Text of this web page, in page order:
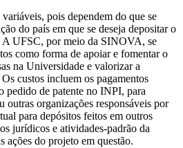
pois dependem do que se
do país em que se deseja depositar o
A UFSC, por meio da SINOVA, se
como forma de apoiar e fomentar o
na Universidade e valorizar a
custos incluem os pagamentos
pedido de patente no INPI, para
outras organizações responsáveis por
para depósitos feitos em outros
jurídicos e atividades-padrão da
ações do projeto em questão.